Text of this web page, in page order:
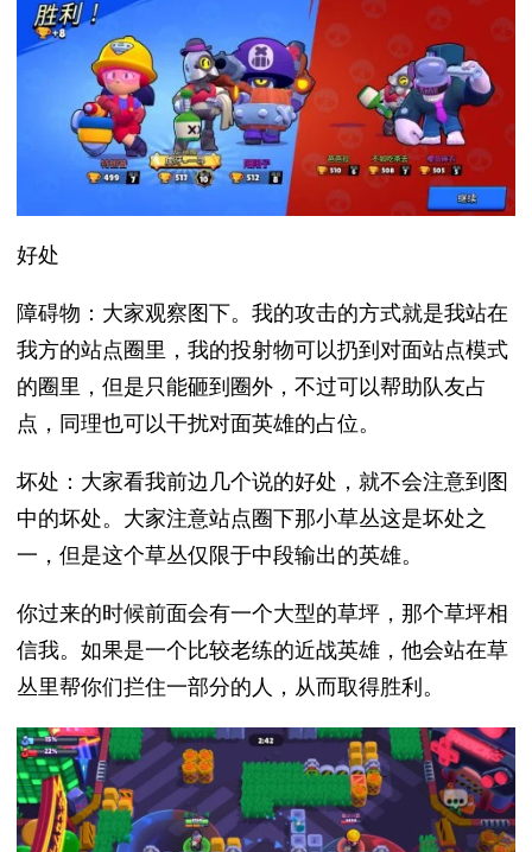
好处
障碍物：大家观察图下。我的攻击的方式就是我站在
我方的站点圈里，我的投射物可以扔到对面站点模式
的圈里，但是只能砸到圈外，不过可以帮助队友占
点，同理也可以干扰对面英雄的占位。
坏处：大家看我前边几个说的好处，就不会注意到图
中的坏处。大家注意站点圈下那小草丛这是坏处之
一，但是这个草丛仅限于中段输出的英雄。
你过来的时候前面会有一个大型的草坪，那个草坪相
信我。如果是一个比较老练的近战英雄，他会站在草
丛里帮你们拦住一部分的人，从而取得胜利。